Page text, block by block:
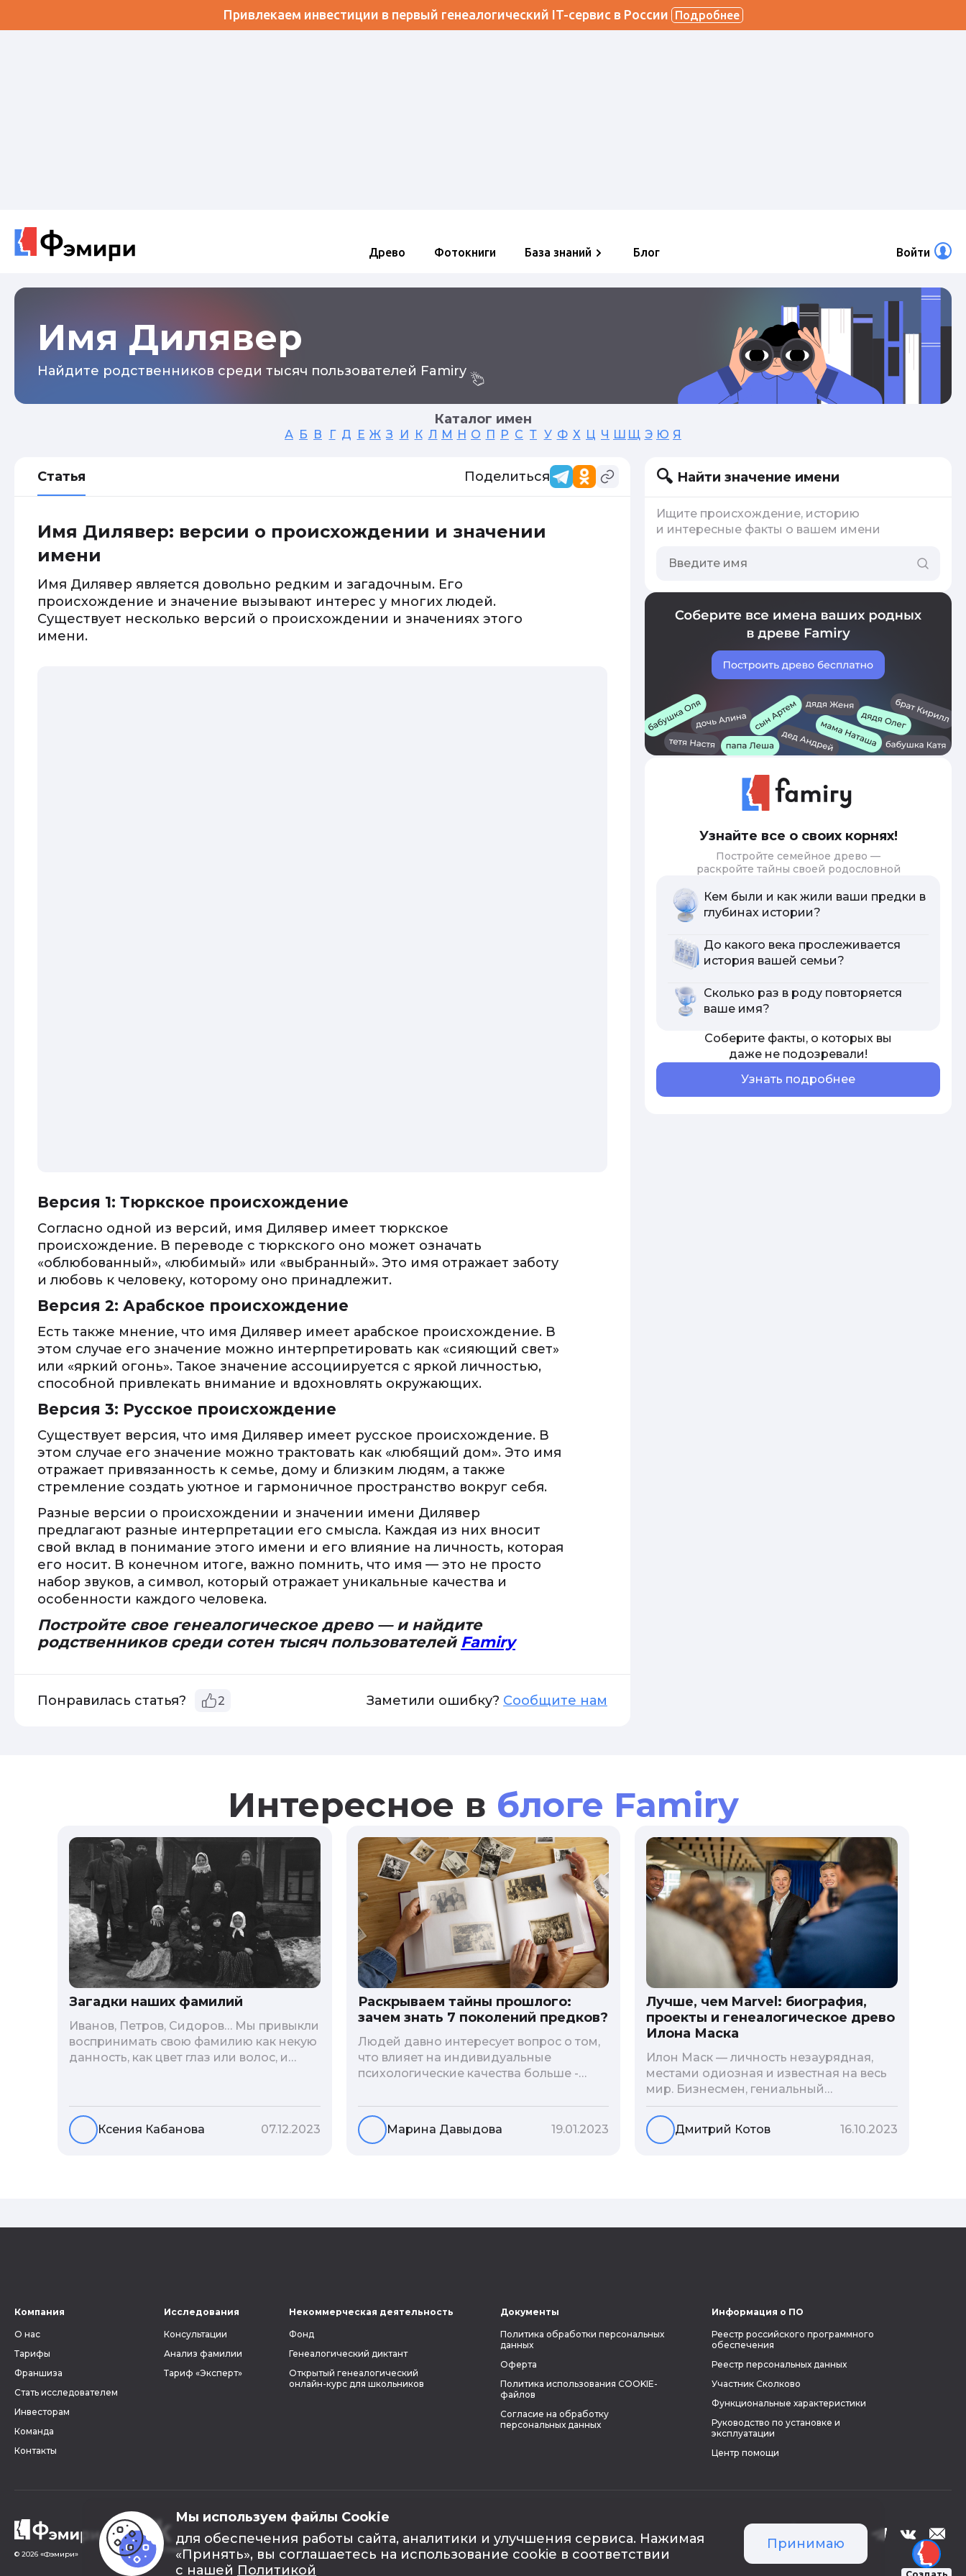
Привлекаем инвестиции в первый генеалогический IT-сервис в России Подробнее
Древо Фотокниги База знаний Блог Войти
Имя Дилявер
Найдите родственников среди тысяч пользователей Famiry
Каталог имен
А Б В Г Д Е Ж З И К Л М Н О П Р С Т У Ф Х Ц Ч Ш Щ Э Ю Я
Статья Поделиться
Имя Дилявер: версии о происхождении и значении
имени
Имя Дилявер является довольно редким и загадочным. Его
происхождение и значение вызывают интерес у многих людей.
Существует несколько версий о происхождении и значениях этого
имени.
Версия 1: Тюркское происхождение
Согласно одной из версий, имя Дилявер имеет тюркское
происхождение. В переводе с тюркского оно может означать
«облюбованный», «любимый» или «выбранный». Это имя отражает заботу
и любовь к человеку, которому оно принадлежит.
Версия 2: Арабское происхождение
Есть также мнение, что имя Дилявер имеет арабское происхождение. В
этом случае его значение можно интерпретировать как «сияющий свет»
или «яркий огонь». Такое значение ассоциируется с яркой личностью,
способной привлекать внимание и вдохновлять окружающих.
Версия 3: Русское происхождение
Существует версия, что имя Дилявер имеет русское происхождение. В
этом случае его значение можно трактовать как «любящий дом». Это имя
отражает привязанность к семье, дому и близким людям, а также
стремление создать уютное и гармоничное пространство вокруг себя.
Разные версии о происхождении и значении имени Дилявер
предлагают разные интерпретации его смысла. Каждая из них вносит
свой вклад в понимание этого имени и его влияние на личность, которая
его носит. В конечном итоге, важно помнить, что имя — это не просто
набор звуков, а символ, который отражает уникальные качества и
особенности каждого человека.
Постройте свое генеалогическое древо — и найдите
родственников среди сотен тысяч пользователей Famiry
Понравилась статья? 2 Заметили ошибку? Сообщите нам
Найти значение имени
Ищите происхождение, историю
и интересные факты о вашем имени
Узнайте все о своих корнях!
Постройте семейное древо —
раскройте тайны своей родословной
Кем были и как жили ваши предки в
глубинах истории?
До какого века прослеживается
история вашей семьи?
Сколько раз в роду повторяется
ваше имя?
Соберите факты, о которых вы
даже не подозревали!
Узнать подробнее
Интересное в блоге Famiry
Загадки наших фамилий
Иванов, Петров, Сидоров… Мы привыкли
воспринимать свою фамилию как некую
данность, как цвет глаз или волос, и
неблагозвучной или, наоборот,
«дворянской» фамилией, и какие
секреты она может раскрыть о судьбе
Ксения Кабанова 07.12.2023
Раскрываем тайны прошлого:
зачем знать 7 поколений предков?
Людей давно интересует вопрос о том,
что влияет на индивидуальные
психологические качества больше -
человека. В астрологической практике
существует понятие геноскоп - влияние
семи поколений предков на судьбу
Марина Давыдова 19.01.2023
Лучше, чем Marvel: биография,
проекты и генеалогическое древо
Илона Маска
Илон Маск — личность незаурядная,
местами одиозная и известная на весь
мир. Бизнесмен, гениальный
изобретатель и миллиардер, живой
прообраз экранного Железного
человека — настоящий супергерой в
поделиться с читателями блога фактами
Дмитрий Котов 16.10.2023
Компания
О нас
Тарифы
Франшиза
Стать исследователем
Инвесторам
Команда
Контакты
Исследования
Консультации
Анализ фамилии
Тариф «Эксперт»
Некоммерческая деятельность
Фонд
Генеалогический диктант
Открытый генеалогический
онлайн-курс для школьников
Документы
Политика обработки персональных
данных
Оферта
Политика использования COOKIE-
файлов
Согласие на обработку
персональных данных
Информация о ПО
Реестр российского программного
обеспечения
Реестр персональных данных
Участник Сколково
Функциональные характеристики
Руководство по установке и
эксплуатации
Центр помощи
© 2026 «Фэмири»
Мы используем файлы Cookie
для обеспечения работы сайта, аналитики и улучшения сервиса. Нажимая
«Принять», вы соглашаетесь на использование cookie в соответствии
с нашей Политикой
Принимаю